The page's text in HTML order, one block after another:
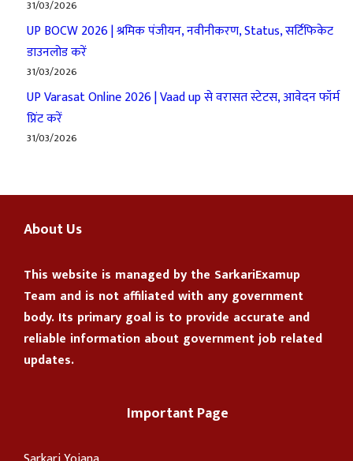
31/03/2026
UP BOCW 2026 | श्रमिक पंजीयन, नवीनीकरण, Status, सर्टिफिकेट
डाउनलोड करें
31/03/2026
UP Varasat Online 2026 | Vaad up से वरासत स्टेटस, आवेदन फॉर्म
प्रिंट करें
31/03/2026
About Us
This website is managed by the SarkariExamup
Team and is not affiliated with any government
body. Its primary goal is to provide accurate and
reliable information about government job related
updates.
Important Page